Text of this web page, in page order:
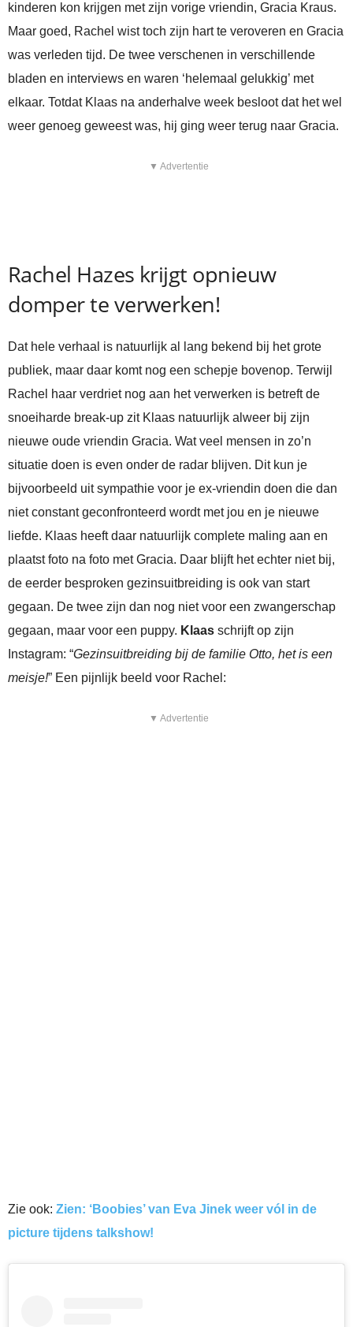
kinderen kon krijgen met zijn vorige vriendin, Gracia Kraus.
Maar goed, Rachel wist toch zijn hart te veroveren en Gracia
was verleden tijd. De twee verschenen in verschillende
bladen en interviews en waren ‘helemaal gelukkig’ met
elkaar. Totdat Klaas na anderhalve week besloot dat het wel
weer genoeg geweest was, hij ging weer terug naar Gracia.
▼ Advertentie
Rachel Hazes krijgt opnieuw
domper te verwerken!
Dat hele verhaal is natuurlijk al lang bekend bij het grote
publiek, maar daar komt nog een schepje bovenop. Terwijl
Rachel haar verdriet nog aan het verwerken is betreft de
snoeiharde break-up zit Klaas natuurlijk alweer bij zijn
nieuwe oude vriendin Gracia. Wat veel mensen in zo’n
situatie doen is even onder de radar blijven. Dit kun je
bijvoorbeeld uit sympathie voor je ex-vriendin doen die dan
niet constant geconfronteerd wordt met jou en je nieuwe
liefde. Klaas heeft daar natuurlijk complete maling aan en
plaatst foto na foto met Gracia. Daar blijft het echter niet bij,
de eerder besproken gezinsuitbreiding is ook van start
gegaan. De twee zijn dan nog niet voor een zwangerschap
gegaan, maar voor een puppy. Klaas schrijft op zijn
Instagram: “Gezinsuitbreiding bij de familie Otto, het is een
meisje!” Een pijnlijk beeld voor Rachel:
▼ Advertentie
Zie ook: Zien: ‘Boobies’ van Eva Jinek weer vól in de
picture tijdens talkshow!